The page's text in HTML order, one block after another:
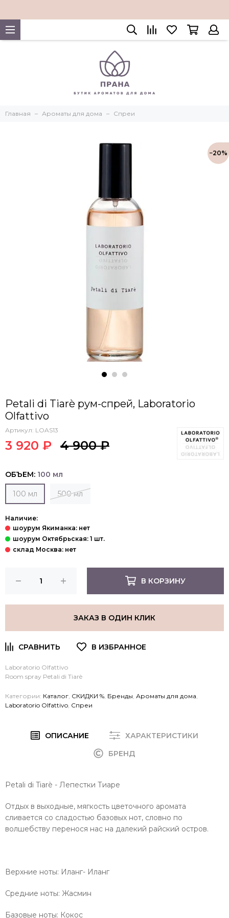
Главная Ароматы для дома Спреи
−20%
Petali di Tiarè рум-спрей, Laboratorio
Olfattivo
Артикул: LOAS13
3 920 ₽ 4 900 ₽
ОБЪЕМ: 100 мл
100 мл 500 мл
Наличие:
В КОРЗИНУ
ЗАКАЗ В ОДИН КЛИК
Laboratorio Olfattivo
Room spray Petali di Tiarè
Категории: Каталог СКИДКИ % Бренды Ароматы для дома
Laboratorio Olfattivo Спреи
ОПИСАНИЕ
ХАРАКТЕРИСТИКИ
БРЕНД
Petali di Tiarè - Лепестки Тиаре
Отдых в выходные, мягкость цветочного аромата
сливается со сладостью базовых нот, словно по
волшебству перенося нас на далекий райский остров.
Верхние ноты: Иланг- Иланг
Средние ноты: Жасмин
Базовые ноты: Кокос